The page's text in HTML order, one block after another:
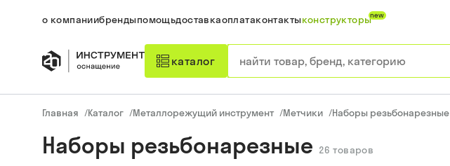
о компаниибрендыпомощьдоставкаоплатаконтактыконструкторыnew
каталог
Главная /Каталог /Металлорежущий инструмент /Метчики /Наборы резьбонарезные
Наборы резьбонарезные 26 товаров